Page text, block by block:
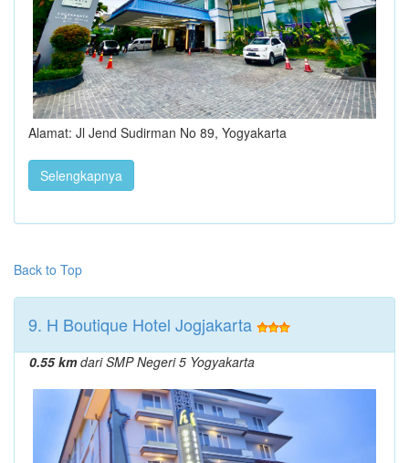
Alamat: Jl Jend Sudirman No 89, Yogyakarta
Selengkapnya
Back to Top
9. H Boutique Hotel Jogjakarta
0.55 kmdari SMP Negeri 5 Yogyakarta